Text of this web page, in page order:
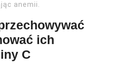
anemii.
ich
C